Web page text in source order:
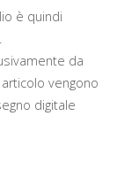
è quindi
da
vengono
digitale